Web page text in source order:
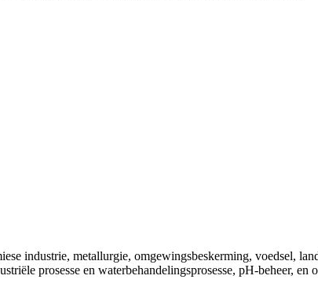
industrie, metallurgie, omgewingsbeskerming, voedsel,
prosesse en waterbehandelingsprosesse, pH-beheer, en